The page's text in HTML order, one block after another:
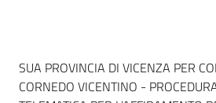
site
Dati del bando
SUA PROVINCIA DI VICENZA PER
CORNEDO VICENTINO -